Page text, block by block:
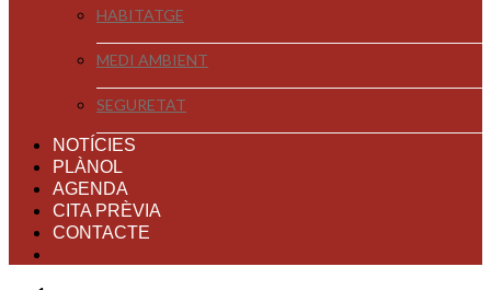
HABITATGE
MEDI AMBIENT
SEGURETAT
NOTÍCIES
PLÀNOL
AGENDA
CITA PRÈVIA
CONTACTE